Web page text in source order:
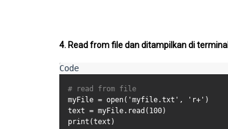
4. Read from file dan ditampilkan di terminal
# read from file
myFile = open('myfile.txt', 'r+')
text = myFile.read(100)
print(text)